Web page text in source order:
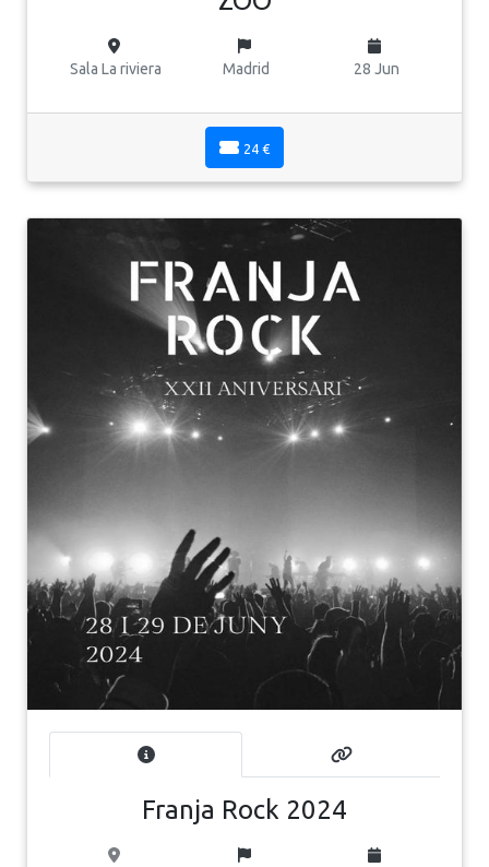
Sala La riviera Madrid 28 Jun
24 €
Franja Rock 2024